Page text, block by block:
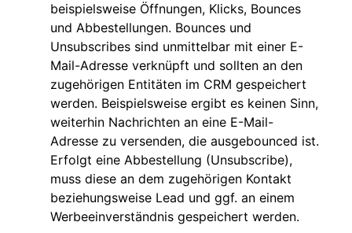
beispielsweise Öffnungen, Klicks, Bounces
und Abbestellungen. Bounces und
Unsubscribes sind unmittelbar mit einer E-
Mail-Adresse verknüpft und sollten an den
zugehörigen Entitäten im CRM gespeichert
werden. Beispielsweise ergibt es keinen Sinn,
weiterhin Nachrichten an eine E-Mail-
Adresse zu versenden, die ausgebounced ist.
Erfolgt eine Abbestellung (Unsubscribe),
muss diese an dem zugehörigen Kontakt
beziehungsweise Lead und ggf. an einem
Werbeeinverständnis gespeichert werden.